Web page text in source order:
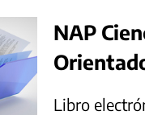
NAP
Libro